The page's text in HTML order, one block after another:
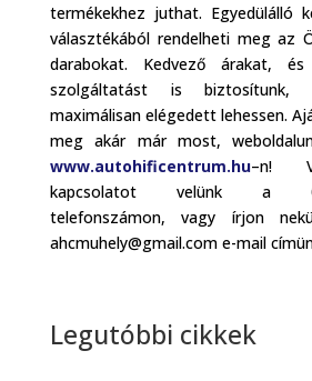
termékekhez juthat. Egyedülálló
választékából rendelheti meg az
darabokat. Kedvező árakat, és
szolgáltatást is biztosítunk,
maximálisan elégedett lehessen.
meg akár már most,
www.autohificentrum.hu–n!
kapcsolatot velünk a 06-
telefonszámon, vagy írjon
ahcmuhely@gmail.com e-mail
Legutóbbi cikkek